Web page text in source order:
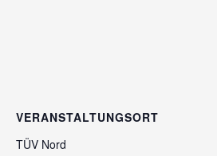
VERANSTALTUNGSORT
TÜV Nord